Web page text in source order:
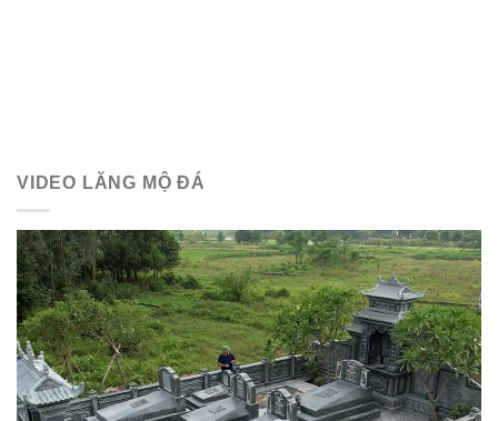
VIDEO LĂNG MỘ ĐÁ